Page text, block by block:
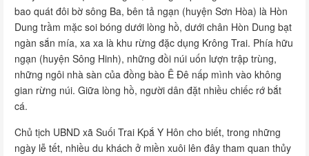
bao quát đôi bờ sông Ba, bên tả ngạn (huyện Sơn Hòa) là Hòn
Dung trầm mặc soi bóng dưới lòng hồ, dưới chân Hòn Dung bạt
ngàn sắn mía, xa xa là khu rừng đặc dụng Krông Trai. Phía hữu
ngạn (huyện Sông Hinh), những đồi núi uốn lượn trập trùng,
những ngôi nhà sàn của đồng bào Ê Đê nấp mình vào không
gian rừng núi. Giữa lòng hồ, người dân đặt nhiều chiếc rớ bắt
cá.
Chủ tịch UBND xã Suối Trai Kpắ Y Hôn cho biết, trong những
ngày lễ tết, nhiều du khách ở miền xuôi lên đây tham quan thủy